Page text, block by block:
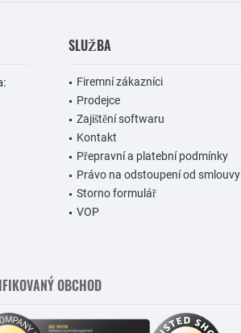
SLUŽBA
Firemní zákazníci
Prodejce
Zajištění softwaru
Kontakt
Přepravní a platební podmínky
Právo na odstoupení od smlouvy
Storno formulář
VOP
OBCHOD